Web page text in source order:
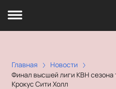
Главная
Новости
Финал высшей лиги КВН сезона
Крокус Сити Холл